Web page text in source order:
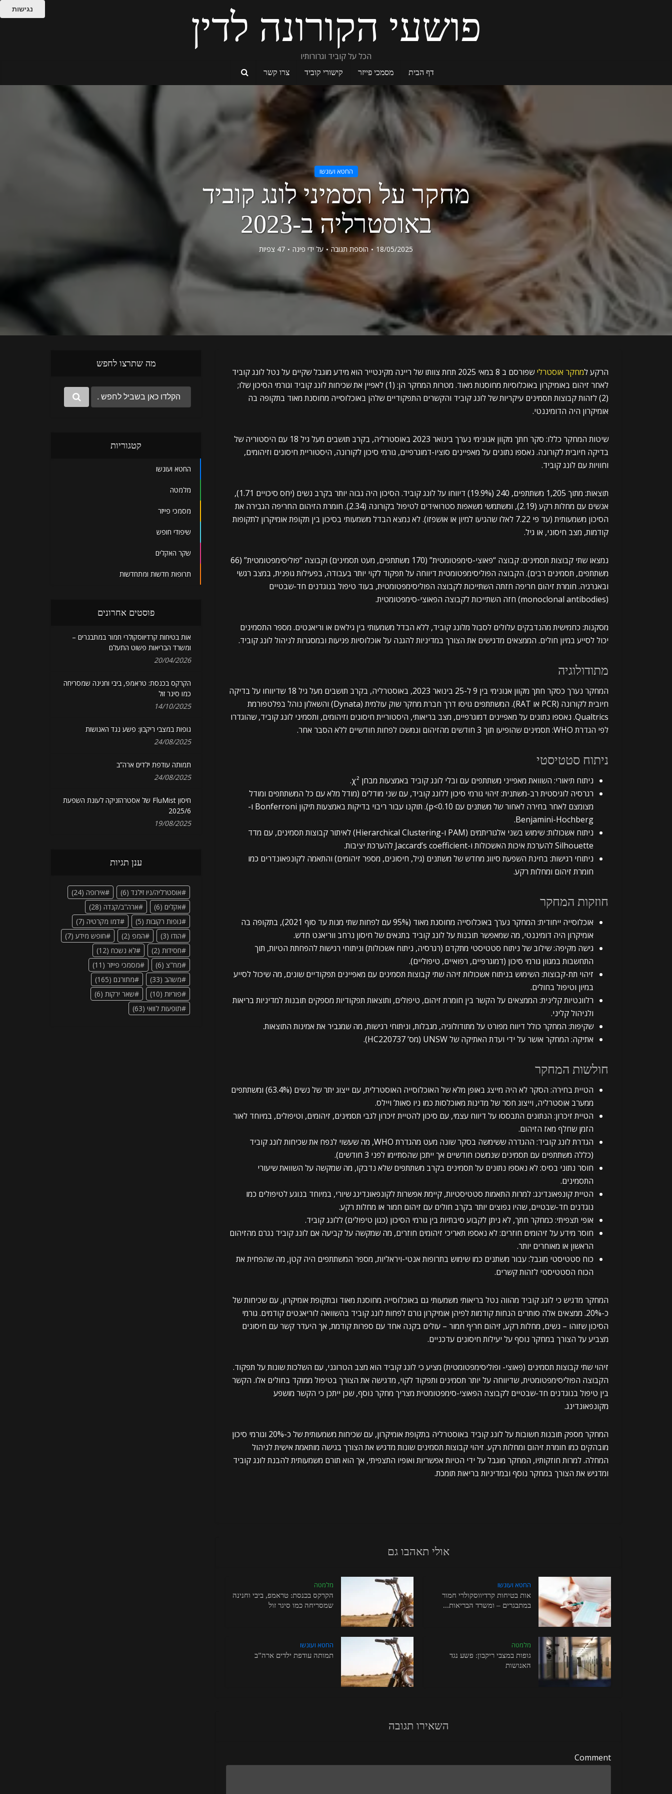
פושעי הקורונה לדין
הכל על קוביד וגרורותיו
דף הבית מסמכי פייזר קישורי קוביד צרו קשר
החטא ועונשו
מחקר על תסמיני לונג קוביד
באוסטרליה ב-2023
18/05/2025 הוספת תגובה על ידי פינה 47 צפיות
מה שתרצו לחפש
קטגוריות
החטא ועונשו
מלמטה
מסמכי פייזר
שיפודי חופש
שקר האקלים
תרופות חדשות ומתחדשות
פוסטים אחרונים
אות בטיחות קרדיווסקולרי חמור במתבגרים –
ומשרד הבריאות פשוט התעלם
20/04/2026
הקרקס בכנסת: טראמפ, ביבי וחנינה שמסריחה
כמו סיגר זול
14/10/2025
גופות במצבי ריקבון: פשע נגד האנושות
24/08/2025
תמותה עודפת ילדים ארה”ב
24/08/2025
חיסון FluMist של אסטרהזניקה לעונת השפעת
2025/6
19/08/2025
ענן תגיות
אוסטרליה/ניו זילנד (6) אירופה (24)
אקלים (6) ארה"ב/קנדה (28)
גופות רקובות (5) דמו מקרטיה (7)
הודו (3) המפ (2) חופש מידע (7)
חסידות (2) לא נשכח (12)
מח"צ (6) מסמכי פייזר (11)
משהב (33) מתורגם (165)
פוריות (10) שאר ירקות (6)
תופעות לוואי (63)
הרקע למחקר אוסטרלי
שפורסם ב 8 במאי 2025 תחת צוותו של ריינה מקינטייר הוא מידע מוגבל שקיים על נטל לונג קוביד
לאחר זיהום באומיקרון באוכלוסיות מחוסנות מאוד. מטרות המחקר הן: (1) לאפיין את שכיחות לונג קוביד וגורמי הסיכון שלו;
(2) לזהות קבוצות תסמינים עיקריות של לונג קוביד והקשרים התפקודיים שלהן באוכלוסייה מחוסנת מאוד בתקופה בה
אומיקרון היה הדומיננטי.
שיטות המחקר כללו: סקר חתך מקוון אנונימי נערך בינואר 2023 באוסטרליה, בקרב תושבים מעל גיל 18 עם היסטוריה של
בדיקה חיובית לקורונה. נאספו נתונים על מאפיינים סוציו-דמוגרפיים, גורמי סיכון לקורונה, היסטוריית חיסונים וזיהומים,
וחוויות עם לונג קוביד.
תוצאות: מתוך 1,205 משתתפים, 240 (19.9%) דיווחו על לונג קוביד. הסיכון היה גבוה יותר בקרב נשים (יחס סיכויים 1.71),
אנשים עם מחלות רקע (2.19), ומשתמשי משאפות סטרואידים לטיפול בקורונה (2.34). חומרת הזיהום החריפה הגבירה את
הסיכון משמעותית (עד פי 7.22 לאלו שהגיעו למיון או אושפזו). לא נמצא הבדל משמעותי בסיכון בין תקופת אומיקרון לתקופות
קודמות, מצב חיסוני, או גיל.
נמצאו שתי קבוצות תסמינים: קבוצה “פאוצי-סימפטומטית” (170 משתתפים, מעט תסמינים) וקבוצה “פוליסימפטומטית” (66
משתתפים, תסמינים רבים). הקבוצה הפוליסימפטומטית דיווחה על תפקוד לקוי יותר בעבודה, בפעילות גופנית, במצב רגשי
ובאנרגיה. חומרת זיהום חריפה חזתה השתייכות לקבוצה הפוליסימפטומטית, בעוד טיפול בנוגדנים חד-שבטיים
(monoclonal antibodies) חזה השתייכות לקבוצה הפאוצי-סימפטומטית.
מסקנות: כחמישית מהנדבקים עלולים לסבול מלונג קוביד, ללא הבדל משמעותי בין גילאים או וריאנטים. מספר התסמינים
יכול לסייע במיון חולים. הממצאים מדגישים את הצורך במדיניות להגנה על אוכלוסיות פגיעות ובמסגרות לניהול לונג קוביד.
מתודולוגיה
המחקר נערך כסקר חתך מקוון אנונימי בין 9 ל-25 בינואר 2023, באוסטרליה, בקרב תושבים מעל גיל 18 שדיווחו על בדיקה
חיובית לקורונה (PCR או RAT). המשתתפים גויסו דרך חברת מחקר שוק עולמית (Dynata) והשאלון נוהל בפלטפורמת
Qualtrics. נאספו נתונים על מאפיינים דמוגרפיים, מצב בריאותי, היסטוריית חיסונים וזיהומים, ותסמיני לונג קוביד, שהוגדרו
לפי הגדרת WHO: תסמינים שהופיעו תוך 3 חודשים מהזיהום ונמשכו לפחות חודשיים ללא הסבר אחר.
ניתוח סטטיסטי
ניתוח תיאורי: השוואת מאפייני משתתפים עם ובלי לונג קוביד באמצעות מבחן χ².
רגרסיה לוגיסטית רב-משתנית: זיהוי גורמי סיכון ללונג קוביד, עם שני מודלים (מודל מלא עם כל המשתתפים ומודל
מצומצם לאחר בחירה לאחור של משתנים עם p<0.10). תוקנו עבור ריבוי בדיקות באמצעות תיקון Bonferroni ו-
Benjamini-Hochberg.
ניתוח אשכולות: שימוש בשני אלגוריתמים (PAM ו-Hierarchical Clustering) לאיתור קבוצות תסמינים, עם מדד
Silhouette להערכת איכות האשכולות ו-Jaccard’s coefficient להערכת יציבות.
ניתוחי רגישות: בחינת השפעת סיווג מחדש של משתנים (גיל, חיסונים, מספר זיהומים) והתאמה לקונפאונדרים כמו
חומרת זיהום ומחלות רקע.
חוזקות המחקר
אוכלוסייה ייחודית: המחקר נערך באוכלוסייה מחוסנת מאוד (95% עם לפחות שתי מנות עד סוף 2021), בתקופה בה
אומיקרון היה דומיננטי, מה שמאפשר תובנות על לונג קוביד בתנאים של חיסון נרחב ווריאנט חדש.
גישה מקיפה: שילוב של ניתוח סטטיסטי מתקדם (רגרסיה, ניתוח אשכולות) וניתוחי רגישות להפחתת הטיות, תוך
התחשבות במגוון גורמי סיכון (דמוגרפיים, רפואיים, טיפוליים).
זיהוי תת-קבוצות: השימוש בניתוח אשכולות זיהה שתי קבוצות תסמינים עם מאפיינים תפקודיים שונים, מה שיכול לסייע
במיון וטיפול בחולים.
רלוונטיות קלינית: הממצאים על הקשר בין חומרת זיהום, טיפולים, ותוצאות תפקודיות מספקים תובנות למדיניות בריאות
ולניהול קליני.
שקיפות: המחקר כולל דיווח מפורט על מתודולוגיה, מגבלות, וניתוחי רגישות, מה שמגביר את אמינות התוצאות.
אתיקה: המחקר אושר על ידי ועדת האתיקה של UNSW (מס’ HC220737).
חולשות המחקר
הטיית בחירה: הסקר לא היה מייצג באופן מלא של האוכלוסייה האוסטרלית, עם ייצוג יתר של נשים (63.4%) ומשתתפים
ממערב אוסטרליה, וייצוג חסר של מדינות מאוכלסות כמו ניו סאות’ ויילס.
הטיית זיכרון: הנתונים התבססו על דיווח עצמי, עם סיכון להטיית זיכרון לגבי תסמינים, זיהומים, וטיפולים, במיוחד לאור
הזמן שחלף מאז הזיהום.
הגדרת לונג קוביד: ההגדרה ששימשה בסקר שונה מעט מהגדרת WHO, מה שעשוי לנפח את שכיחות לונג קוביד
(כללה משתתפים עם תסמינים שנמשכו חודשיים אך ייתכן שהסתיימו לפני 3 חודשים).
חוסר נתוני בסיס: לא נאספו נתונים על תסמינים בקרב משתתפים שלא נדבקו, מה שמקשה על השוואת שיעורי
התסמינים.
הטיית קונפאונדינג: למרות התאמות סטטיסטיות, קיימת אפשרות לקונפאונדינג שיורי, במיוחד בנוגע לטיפולים כמו
נוגדנים חד-שבטיים, שהיו נפוצים יותר בקרב חולים עם זיהום חמור או מחלות רקע.
אופי תצפיתי: כמחקר חתך, לא ניתן לקבוע סיבתיות בין גורמי הסיכון (כגון טיפולים) ללונג קוביד.
חוסר מידע על זיהומים חוזרים: לא נאספו תאריכי זיהומים חוזרים, מה שמקשה על קביעה אם לונג קוביד נגרם מהזיהום
הראשון או מאוחרים יותר.
כוח סטטיסטי מוגבל: עבור משתנים כמו שימוש בתרופות אנטי-ויראליות, מספר המשתתפים היה קטן, מה שהפחית את
הכוח הסטטיסטי לזהות קשרים.
המחקר מדגיש כי לונג קוביד מהווה נטל בריאותי משמעותי גם באוכלוסייה מחוסנת מאוד ובתקופת אומיקרון, עם שכיחות של
כ-20%. ממצאים אלה סותרים הנחות קודמות לפיהן אומיקרון גורם לפחות לונג קוביד בהשוואה לוריאנטים קודמים. גורמי
הסיכון שזוהו – נשים, מחלות רקע, זיהום חריף חמור – עולים בקנה אחד עם ספרות קודמת, אך היעדר קשר עם חיסונים
מצביע על הצורך במחקר נוסף על יעילות חיסונים עדכניים.
זיהוי שתי קבוצות תסמינים (פאוצי- ופוליסימפטומטית) מציע כי לונג קוביד הוא מצב הטרוגני, עם השלכות שונות על תפקוד.
הקבוצה הפוליסימפטומטית, שדיווחה על יותר תסמינים ותפקוד לקוי, מדגישה את הצורך בטיפול ממוקד בחולים אלו. הקשר
בין טיפול בנוגדנים חד-שבטיים לקבוצה הפאוצי-סימפטומטית מצריך מחקר נוסף, שכן ייתכן כי הקשר מושפע
מקונפאונדינג.
המחקר מספק תובנות חשובות על לונג קוביד באוסטרליה בתקופת אומיקרון, עם שכיחות משמעותית של כ-20% וגורמי סיכון
מובהקים כמו חומרת זיהום ומחלות רקע. זיהוי קבוצות תסמינים שונות מדגיש את הצורך בגישה מותאמת אישית לניהול
המחלה. למרות חוזקותיו, המחקר מוגבל על ידי הטיות אפשריות ואופיו התצפיתי, אך הוא תורם משמעותית להבנת לונג קוביד
ומדגיש את הצורך במחקר נוסף ובמדיניות בריאות תומכת.
אולי תאהבו גם
החטא ועונשו
אות בטיחות קרדיווסקולרי חמור
במתבגרים – ומשרד הבריאות...
מלמטה
הקרקס בכנסת: טראמפ, ביבי וחנינה
שמסריחה כמו סיגר זול
מלמטה
גופות במצבי ריקבון: פשע נגד
האנושות
החטא ועונשו
תמותה עודפת ילדים ארה”ב
השאירו תגובה
Comment
נגישות